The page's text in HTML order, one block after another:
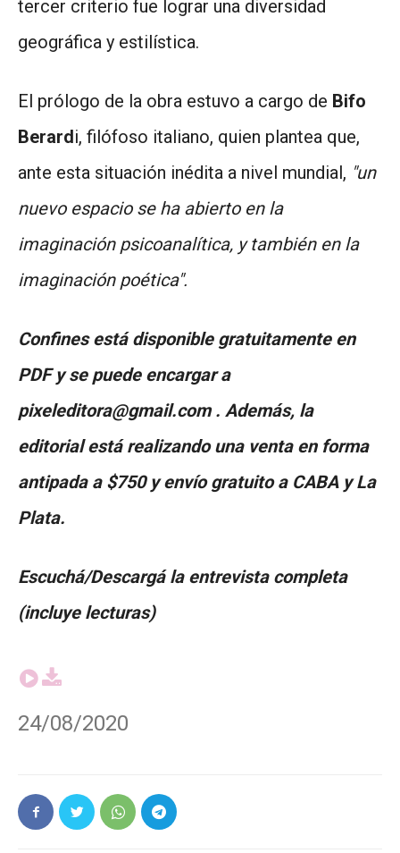
tercer criterio fue lograr una diversidad
geográfica y estilística.
El prólogo de la obra estuvo a cargo de Bifo
Berard i, filófoso italiano, quien plantea que,
ante esta situación inédita a nivel mundial, "un
nuevo espacio se ha abierto en la
imaginación psicoanalítica, y también en la
imaginación poética".
Confines está disponible gratuitamente en
PDF y se puede encargar a
pixeleditora@gmail.com . Además, la
editorial está realizando una venta en forma
antipada a $750 y envío gratuito a CABA y La
Plata.
Escuchá/Descargá la entrevista completa
(incluye lecturas)
24/08/2020